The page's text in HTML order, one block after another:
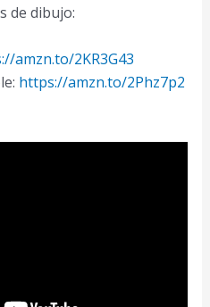
de dibujo:
amzn.to/2KR3G43
https://amzn.to/2Phz7p2